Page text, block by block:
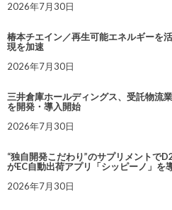
2026年7月30日
椿本チエイン／再生可能エネルギーを
現を加速
2026年7月30日
三井倉庫ホールディングス、受託物流
を開発・導入開始
2026年7月30日
“独自開発こだわり”のサプリメントで
がEC自動出荷アプリ「シッピーノ」を
2026年7月30日